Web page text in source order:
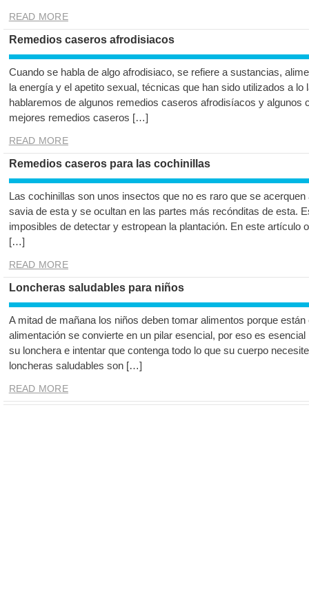
READ MORE
Remedios caseros afrodisiacos
Cuando se habla de algo afrodisiaco, se refiere a sustancias,
la energía y el apetito sexual, técnicas que han sido utilizados a
hablaremos de algunos remedios caseros afrodisíacos y algunos
mejores remedios caseros […]
READ MORE
Remedios caseros para las cochinillas
Las cochinillas son unos insectos que no es raro que se
savia de esta y se ocultan en las partes más recónditas de esta.
imposibles de detectar y estropean la plantación. En este artículo
[…]
READ MORE
Loncheras saludables para niños
A mitad de mañana los niños deben tomar alimentos porque
alimentación se convierte en un pilar esencial, por eso es
su lonchera e intentar que contenga todo lo que su cuerpo
loncheras saludables son […]
READ MORE